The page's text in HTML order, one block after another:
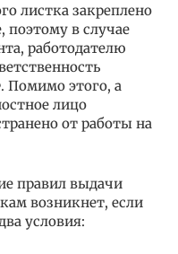
листка закреплено
поэтому в случае
работодателю
Помимо этого, а
лицо
от работы на
правил выдачи
возникнет, если
условия: